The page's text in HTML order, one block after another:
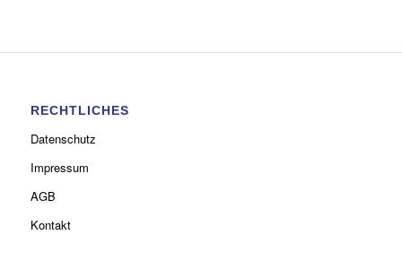
RECHTLICHES
Datenschutz
Impressum
AGB
Kontakt